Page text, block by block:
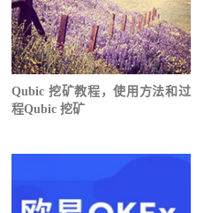
Qubic 挖矿教程，使用方法和过
程Qubic 挖矿